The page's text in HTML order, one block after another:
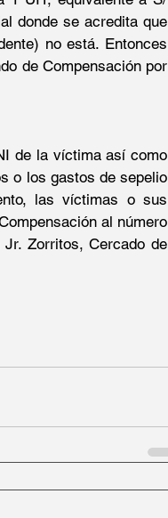
donde se acredita que
no está. Entonces
de Compensación por
de la víctima así como
o los gastos de sepelio
las víctimas o sus
al número
Zorritos, Cercado de